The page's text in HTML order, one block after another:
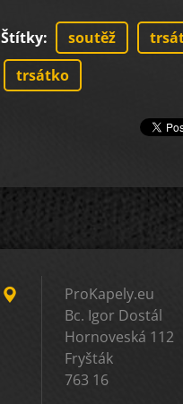
Štítky: soutěž
trsátko
ProKapely.eu
Bc. Igor Dostál
Hornoveská 112
Fryšták
763 16